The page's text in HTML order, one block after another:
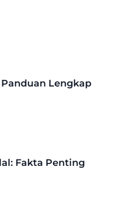
Lengkap
Fakta Penting